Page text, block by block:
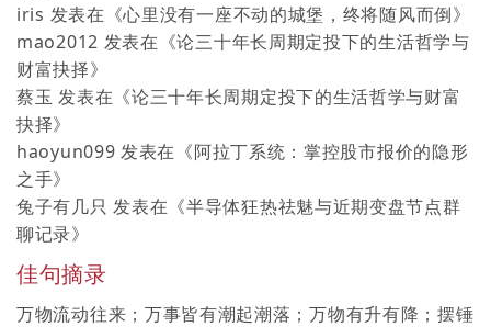
iris 发表在《心里没有一座不动的城堡，终将随风而倒》
mao2012 发表在《论三十年长周期定投下的生活哲学与
财富抉择》
蔡玉 发表在《论三十年长周期定投下的生活哲学与财富
抉择》
haoyun099 发表在《阿拉丁系统：掌控股市报价的隐形
之手》
兔子有几只 发表在《半导体狂热祛魅与近期变盘节点群
聊记录》
佳句摘录
万物流动往来；万事皆有潮起潮落；万物有升有降；摆锤